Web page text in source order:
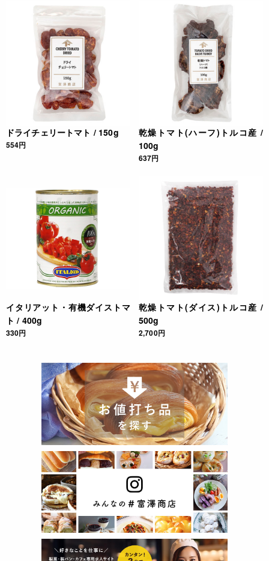
ドライチェリートマト / 150g
554円
乾燥トマト(ハーフ)トルコ産 /
100g
637円
イタリアット・有機ダイストマ
ト / 400g
330円
乾燥トマト(ダイス)トルコ産 /
500g
2,700円